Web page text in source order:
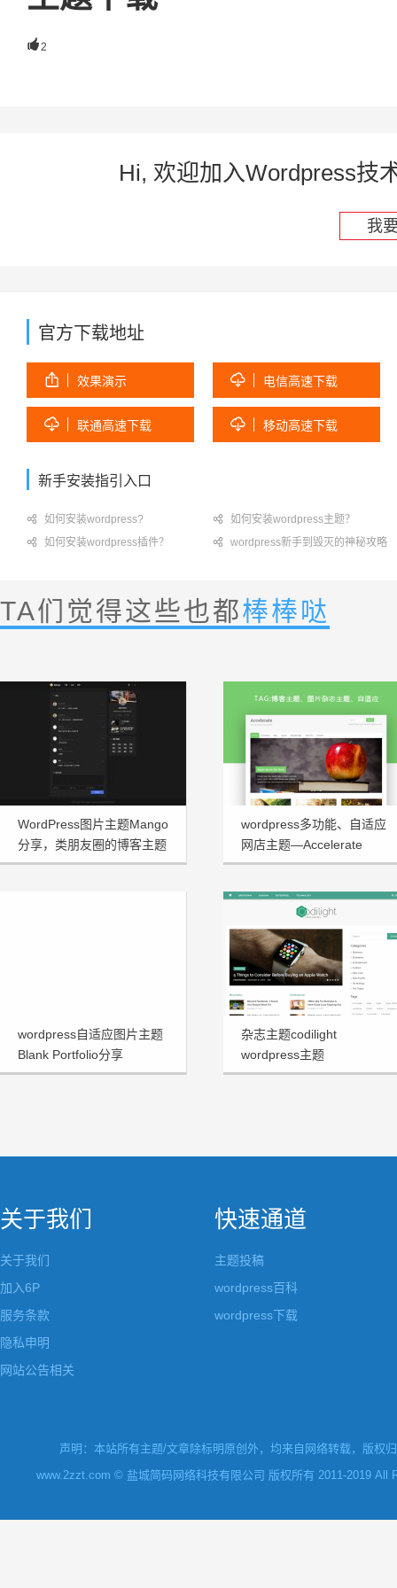
2
Hi, 欢迎加入Wordpress技
我
官方下载地址
 效果演示  电信高速下载
 联通高速下载  移动高速下载
新手安装指引入口
 如何安装wordpress?  如何安装wordpress主题？
 如何安装wordpress插件？  wordpress新手到毁灭的神秘攻略
TA们觉得这些也都棒棒哒
WordPress图片主题Mango
分享，类朋友圈的博客主题
wordpress多功能、自适应
网店主题—Accelerate
1.3.2
wordpress自适应图片主题
Blank Portfolio分享
杂志主题codilight
wordpress主题
关于我们
关于我们
加入6P
服务条款
隐私申明
网站公告相关
快速通道
主题投稿
wordpress百科
wordpress下载
声明：本站所有主题/文章除标明原创外，均来自网络转载，版权
www.2zzt.com © 盐城简码网络科技有限公司 版权所有 2011-2019